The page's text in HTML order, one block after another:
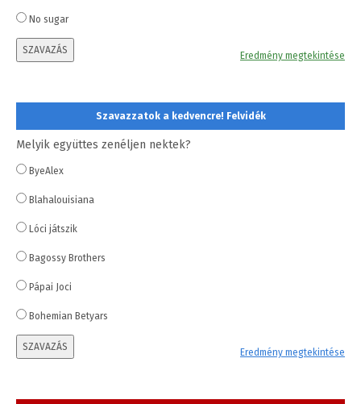
No sugar
SZAVAZÁS Eredmény megtekintése
Szavazzatok a kedvencre! Felvidék
Melyik együttes zenéljen nektek?
ByeAlex
Blahalouisiana
Lóci játszik
Bagossy Brothers
Pápai Joci
Bohemian Betyars
SZAVAZÁS Eredmény megtekintése